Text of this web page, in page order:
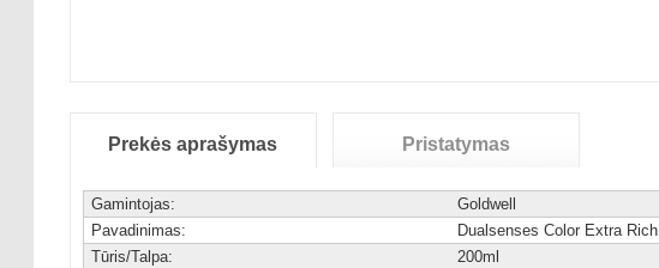
Prekės aprašymas Pristatymas
Gamintojas:
Goldwell
Pavadinimas:
Dualsenses Color Extra Rich
Tūris/Talpa:
200ml